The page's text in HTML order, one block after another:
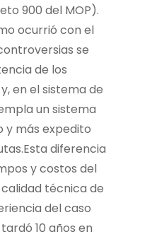
900 del MOP).
ocurrió con el
se
de los
en el sistema de
un sistema
y más expedito
diferencia
y costos del
técnica de
del caso
10 años en